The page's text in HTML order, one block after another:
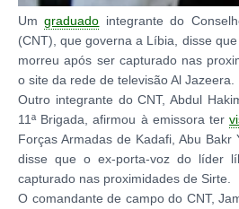
Umgraduado integrante do
(CNT), que governa a Líbia, disse
morreu após ser capturado nas
o site da rede de televisão Al Jazeera.
Outro integrante do CNT, Abdul
11ª Brigada, afirmou à emissora ter
Forças Armadas de Kadafi, Abu Bakr
disse que o ex-porta-voz do líder
capturado nas proximidades de Sirte.
O comandante de campo do CNT,